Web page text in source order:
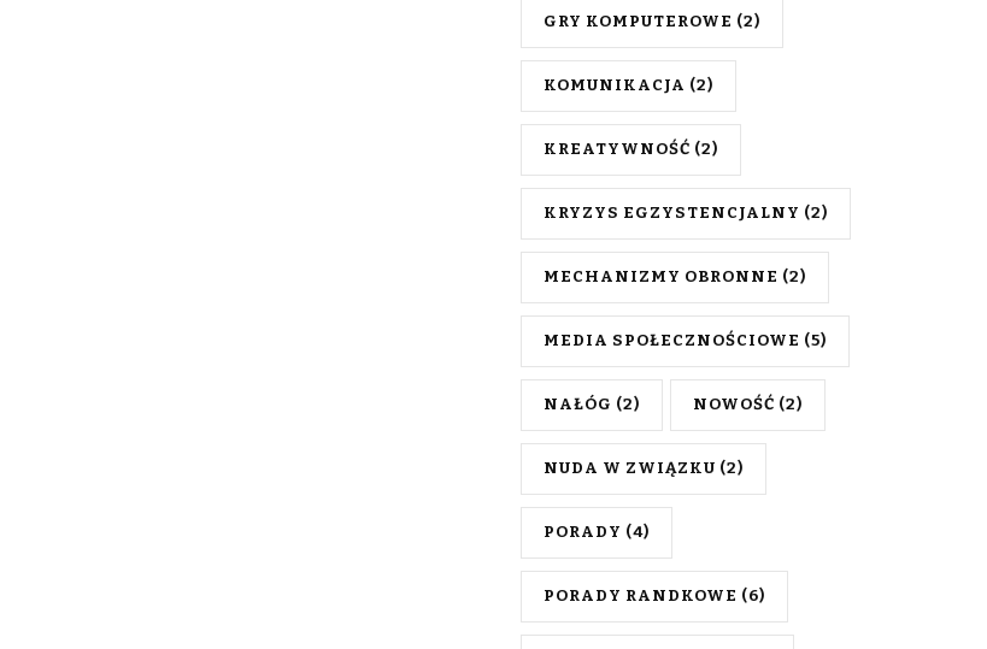
GRY KOMPUTEROWE (2)
KOMUNIKACJA (2)
KREATYWNOŚĆ (2)
KRYZYS EGZYSTENCJALNY (2)
MECHANIZMY OBRONNE (2)
MEDIA SPOŁECZNOŚCIOWE (5)
NAŁÓG (2) NOWOŚĆ (2)
NUDA W ZWIĄZKU (2)
PORADY (4)
PORADY RANDKOWE (6)